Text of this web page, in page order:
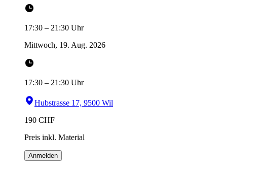
17:30 – 21:30 Uhr
Mittwoch, 19. Aug. 2026
17:30 – 21:30 Uhr
Hubstrasse 17, 9500 Wil
190 CHF
Preis inkl. Material
Anmelden